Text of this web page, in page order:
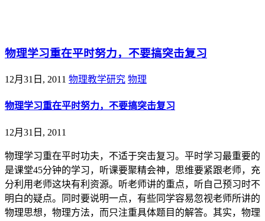
物理学习重在平时努力，不要搞突击复习
12月31日, 2011 物理教学研究 物理
物理学习重在平时努力，不要搞突击复习
12月31日, 2011
物理学习重在平时功夫，不适于突击复习。平时学习最重要的
是课堂45分钟的学习，听课要聚精会神，思维要紧跟老师，充
分利用老师这块有利资源。听老师讲的重点，听自己预习时不
明白的疑点。同时要说明一点，有些同学容易忽视老师所讲的
物理思想，物理方法，而只注重具体题目的解答。其实，物理